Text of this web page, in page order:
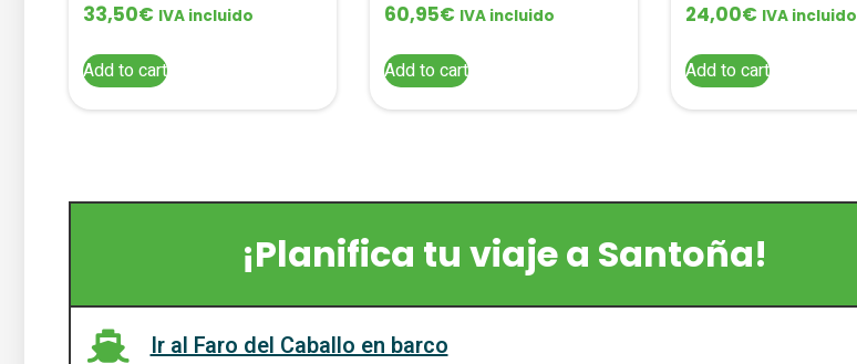
33,50€ IVA incluido
Add to cart
60,95€ IVA incluido
Add to cart
24,00€ IVA incluido
Add to cart
¡Planifica tu viaje a Santoña!
Ir al Faro del Caballo en barco